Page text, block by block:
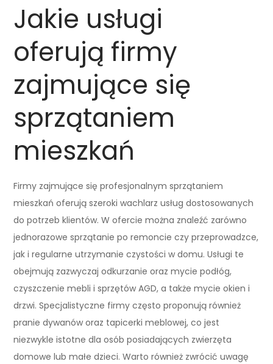
Jakie usługi
oferują firmy
zajmujące się
sprzątaniem
mieszkań
Firmy zajmujące się profesjonalnym sprzątaniem
mieszkań oferują szeroki wachlarz usług dostosowanych
do potrzeb klientów. W ofercie można znaleźć zarówno
jednorazowe sprzątanie po remoncie czy przeprowadzce,
jak i regularne utrzymanie czystości w domu. Usługi te
obejmują zazwyczaj odkurzanie oraz mycie podłóg,
czyszczenie mebli i sprzętów AGD, a także mycie okien i
drzwi. Specjalistyczne firmy często proponują również
pranie dywanów oraz tapicerki meblowej, co jest
niezwykle istotne dla osób posiadających zwierzęta
domowe lub małe dzieci. Warto również zwrócić uwagę